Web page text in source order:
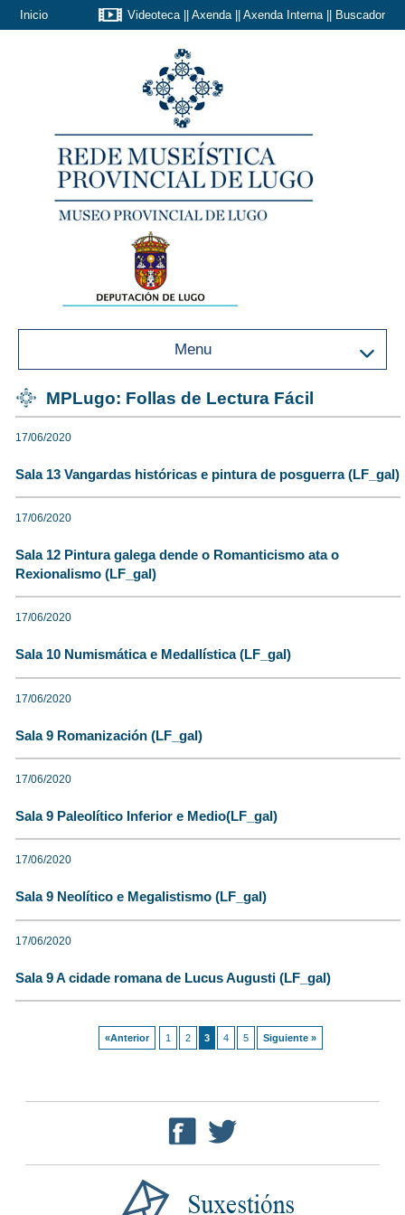
Inicio Videoteca|| Axenda|| Axenda Interna|| Buscador
Menu
MPLugo: Follas de Lectura Fácil
17/06/2020
Sala 13 Vangardas históricas e pintura de posguerra (LF_gal)
17/06/2020
Sala 12 Pintura galega dende o Romanticismo ata o
Rexionalismo (LF_gal)
17/06/2020
Sala 10 Numismática e Medallística (LF_gal)
17/06/2020
Sala 9 Romanización (LF_gal)
17/06/2020
Sala 9 Paleolítico Inferior e Medio(LF_gal)
17/06/2020
Sala 9 Neolítico e Megalistismo (LF_gal)
17/06/2020
Sala 9 A cidade romana de Lucus Augusti (LF_gal)
«Anterior 1 2 3 4 5 Siguiente »